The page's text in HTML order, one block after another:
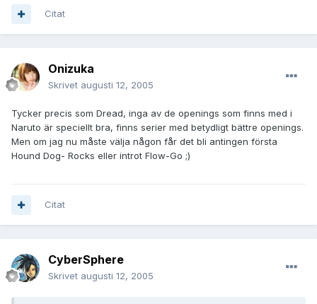
Citat
Onizuka
Skrivet augusti 12, 2005
Tycker precis som Dread, inga av de openings som finns med i
Naruto är speciellt bra, finns serier med betydligt bättre openings.
Men om jag nu måste välja någon får det bli antingen första
Hound Dog- Rocks eller introt Flow-Go ;)
Citat
CyberSphere
Skrivet augusti 12, 2005